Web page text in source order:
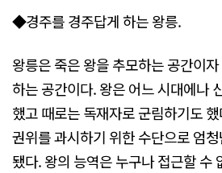
◆경주를 경주답게 하는 왕릉.
왕릉은 죽은 왕을 추모하는 공간이
하는 공간이다. 왕은 어느 시대에나
했고 때로는 독재자로 군림하기도
권위를 과시하기 위한 수단으로 엄
됐다. 왕의 능역은 누구나 접근할 수